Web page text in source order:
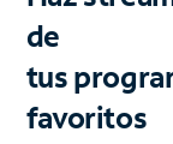
de
tus
favoritos